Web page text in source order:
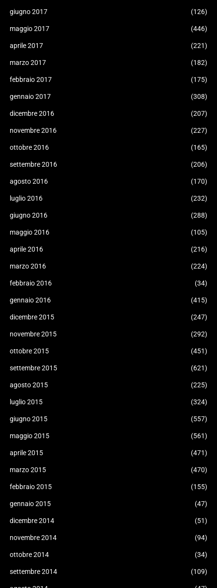
giugno 2017 (126)
maggio 2017 (446)
aprile 2017 (221)
marzo 2017 (182)
febbraio 2017 (175)
gennaio 2017 (308)
dicembre 2016 (207)
novembre 2016 (227)
ottobre 2016 (165)
settembre 2016 (206)
agosto 2016 (170)
luglio 2016 (232)
giugno 2016 (288)
maggio 2016 (105)
aprile 2016 (216)
marzo 2016 (224)
febbraio 2016 (34)
gennaio 2016 (415)
dicembre 2015 (247)
novembre 2015 (292)
ottobre 2015 (451)
settembre 2015 (621)
agosto 2015 (225)
luglio 2015 (324)
giugno 2015 (557)
maggio 2015 (561)
aprile 2015 (471)
marzo 2015 (470)
febbraio 2015 (155)
gennaio 2015 (47)
dicembre 2014 (51)
novembre 2014 (94)
ottobre 2014 (34)
settembre 2014 (109)